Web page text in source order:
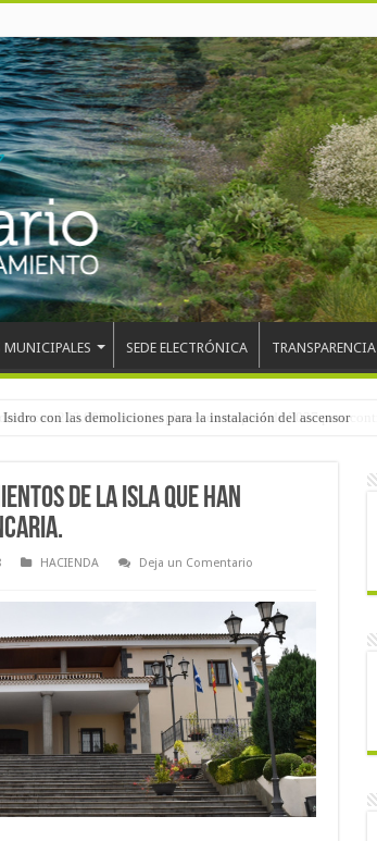
MUNICIPALES SEDE ELECTRÓNICA TRANSPARENCIA
con las demoliciones para la instalación del ascensor
de la Isla que han
HACIENDA
Deja un Comentario